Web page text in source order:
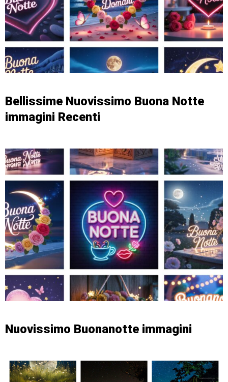
Bellissime Nuovissimo Buona Notte
immagini Recenti
Nuovissimo Buonanotte immagini